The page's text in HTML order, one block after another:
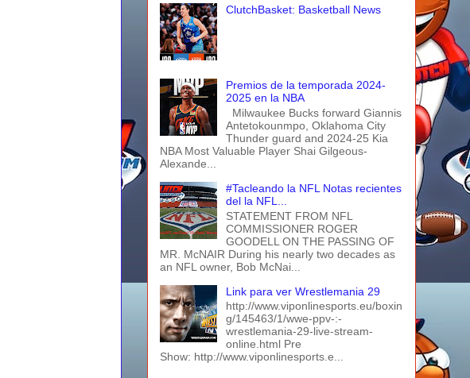
ClutchBasket: Basketball News
Premios de la temporada 2024-
2025 en la NBA
Milwaukee Bucks forward Giannis
Antetokounmpo, Oklahoma City
Thunder guard and 2024-25 Kia
NBA Most Valuable Player Shai Gilgeous-
Alexande...
#Tacleando la NFL Notas recientes
del la NFL...
STATEMENT FROM NFL
COMMISSIONER ROGER
GOODELL ON THE PASSING OF
MR. McNAIR During his nearly two decades as
an NFL owner, Bob McNai...
Link para ver Wrestlemania 29
http://www.viponlinesports.eu/boxin
g/145463/1/wwe-ppv-:-
wrestlemania-29-live-stream-
online.html Pre
Show: http://www.viponlinesports.e...